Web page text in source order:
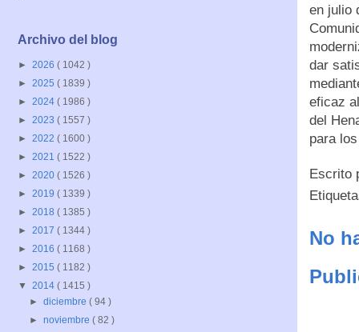
en julio
dar
eficaz
del
para
Escrito
No
Archivo del blog
► 2026 ( 1042 )
► 2025 ( 1839 )
► 2024 ( 1986 )
► 2023 ( 1557 )
► 2022 ( 1600 )
► 2021 ( 1522 )
► 2020 ( 1526 )
► 2019 ( 1339 )
► 2018 ( 1385 )
► 2017 ( 1344 )
► 2016 ( 1168 )
► 2015 ( 1182 )
▼ 2014 ( 1415 )
►diciembre( 94 )
►noviembre( 82 )